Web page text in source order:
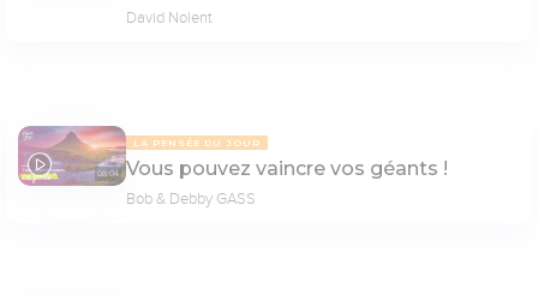
David Nolent
08:04
LA PENSÉE DU JOUR
Vous pouvez vaincre vos géants !
Bob & Debby GASS